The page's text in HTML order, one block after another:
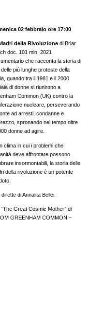
02 febbraio ore 17:00
della Rivoluzione di Briar
doc. 101 min. 2021
che racconta la storia di
più lunghe proteste della
quando tra il 1981 e il 2000
di donne si riunirono a
Common (UK) contro la
nucleare, perseverando
ad arresti, condanne e
spronando nel tempo oltre
donne ad agire.
clima in cui i problemi che
deve affrontare possono
insormontabili, la storia delle
della rivoluzione è un potente
di Annalita Bellei.
Great Cosmic Mother” di
GREENHAM COMMON –